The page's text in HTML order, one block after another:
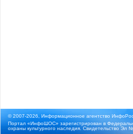
© 2007-2026, Информационное агентство
Портал «ИнфоШОС» зарегистрирован в
охраны культурного наследия. Свидетельство Эл